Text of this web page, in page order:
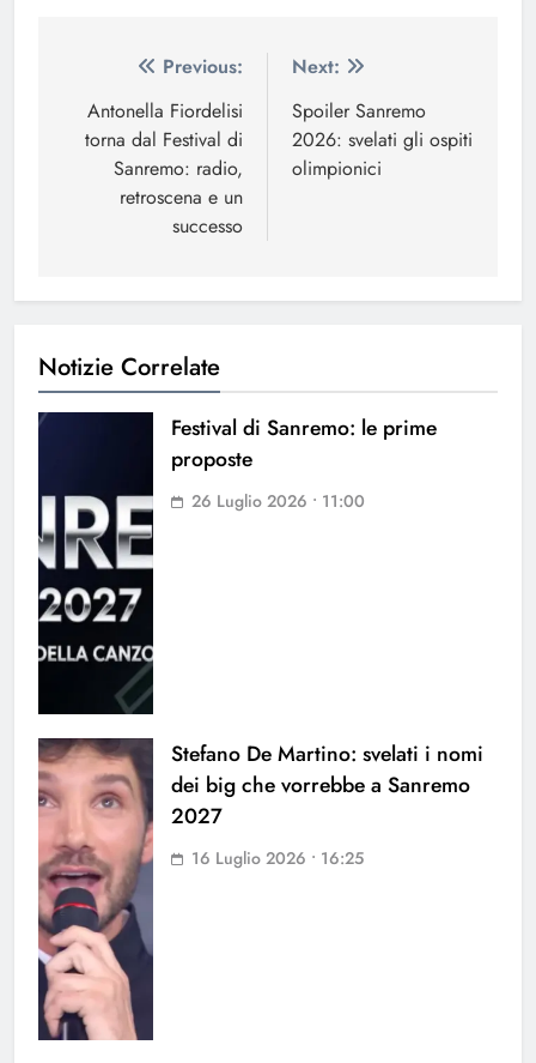
Navigazione
articoli
Previous:
Antonella Fiordelisi
torna dal Festival di
Sanremo: radio,
retroscena e un
successo
Next:
Spoiler Sanremo
2026: svelati gli ospiti
olimpionici
Notizie Correlate
Festival di Sanremo: le prime
proposte
26 Luglio 2026 • 11:00
Stefano De Martino: svelati i nomi
dei big che vorrebbe a Sanremo
2027
16 Luglio 2026 • 16:25